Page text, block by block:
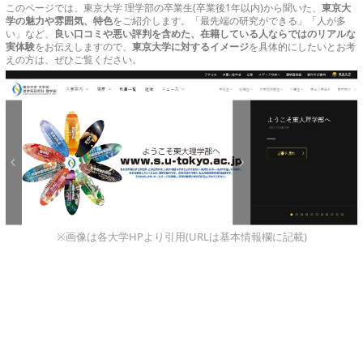
このページでは、東京大学 理学部の卒業生(卒業後1年以内)から聞いた、 東京大
学の魅力や雰囲気、特色をご紹介します。「最先端の研究ができる」「人が多
い」など、
良い口コミや悪い評判を含めた、在籍している人ならではのリアルな
実体験をお伝えしますので、 東京大学に対するイメージを具体的にしたいとお考
えの方は、ぜひご覧ください。
※画像は各大学HPより引用(URLは基本情報欄に記載)